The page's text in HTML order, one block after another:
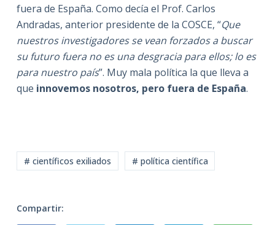
fuera de España. Como decía el Prof. Carlos
Andradas, anterior presidente de la COSCE, “Que
nuestros investigadores se vean forzados a buscar
su futuro fuera no es una desgracia para ellos; lo es
para nuestro país”. Muy mala política la que lleva a
que innovemos nosotros, pero fuera de España.
# científicos exiliados # política científica
Compartir: